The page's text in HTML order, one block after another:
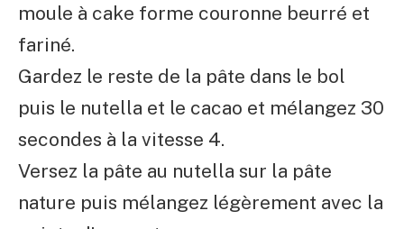
moule à cake forme couronne beurré et
fariné.
Gardez le reste de la pâte dans le bol
puis le nutella et le cacao et mélangez 30
secondes à la vitesse 4.
Versez la pâte au nutella sur la pâte
nature puis mélangez légèrement avec la